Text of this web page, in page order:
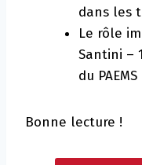
dans les
Le rôle
Santini –
du PAEMS
Bonne lecture !